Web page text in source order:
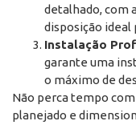
detalhado, com
disposição ideal
Instalação
garante uma
o máximo de
Não perca tempo
planejado e